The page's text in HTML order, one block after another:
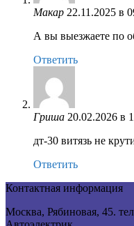
Макар 22.11.2025 в
А вы выезжаете по
Ответить
Гриша 20.02.2026 в
дт-30 витязь не
Ответить
Контактная информация
Москва, Рябиновая, 45.